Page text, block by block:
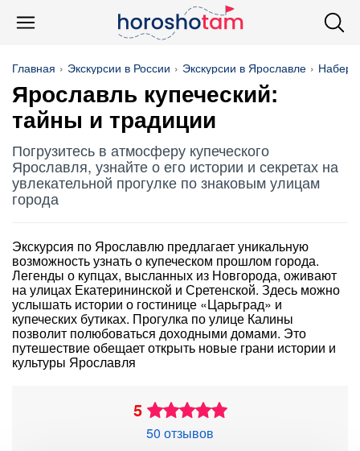
Главная Экскурсии в России Экскурсии в Ярославле
Ярославль купеческий:
тайны и традиции
Погрузитесь в атмосферу купеческого
Ярославля, узнайте о его истории и секретах на
увлекательной прогулке по знаковым улицам
города
Экскурсия по Ярославлю предлагает уникальную
возможность узнать о купеческом прошлом города.
Легенды о купцах, высланных из Новгорода, оживают
на улицах Екатерининской и Сретенской. Здесь можно
услышать истории о гостинице «Царьград» и
купеческих бутиках. Прогулка по улице Калины
позволит полюбоваться доходными домами. Это
путешествие обещает открыть новые грани истории и
культуры Ярославля
5
50 отзывов